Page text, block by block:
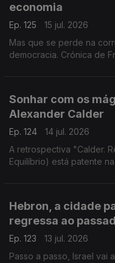
economia
Ep. 125
15 jul. 2026
Mas que se perde na
democracia. Crónica de
Sonhar com os
Alexander Calder
Ep. 124
14 jul. 2026
A retrospectiva "Calder.
Equilíbrio) está patente
Hebron, a cidade
regressa ao
Ep. 123
13 jul. 2026
Passo a passo, Israel vai